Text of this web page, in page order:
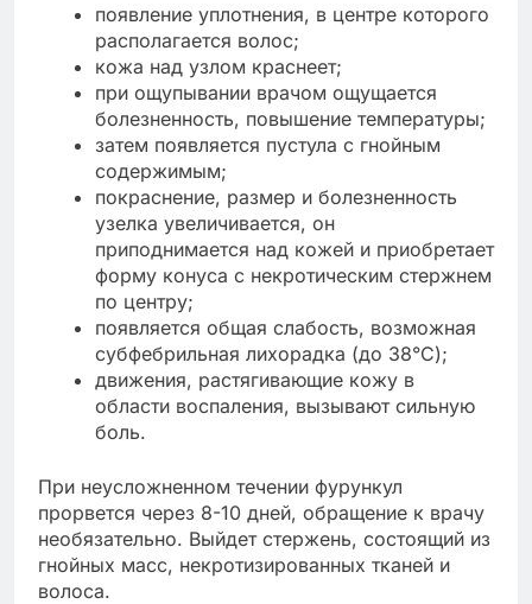
появление уплотнения, в центре которого
располагается волос;
кожа над узлом краснеет;
при ощупывании врачом ощущается
болезненность, повышение температуры;
затем появляется пустула с гнойным
содержимым;
покраснение, размер и болезненность
узелка увеличивается, он
приподнимается над кожей и приобретает
форму конуса с некротическим стержнем
по центру;
появляется общая слабость, возможная
субфебрильная лихорадка (до 38°С);
движения, растягивающие кожу в
области воспаления, вызывают сильную
боль.
При неусложненном течении фурункул
прорвется через 8-10 дней, обращение к врачу
необязательно. Выйдет стержень, состоящий из
гнойных масс, некротизированных тканей и
волоса.